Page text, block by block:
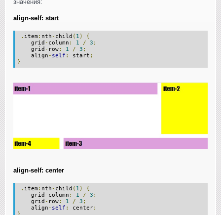
значения:
align-self: start
. item : nth - child ( 1 )
{
grid - column : 1 / 3 ;
grid - row: 1 / 3 ;
align - self : start ;
}
align-self: center
. item : nth - child ( 1 )
{
grid - column : 1 / 3 ;
grid - row: 1 / 3 ;
align - self : center;